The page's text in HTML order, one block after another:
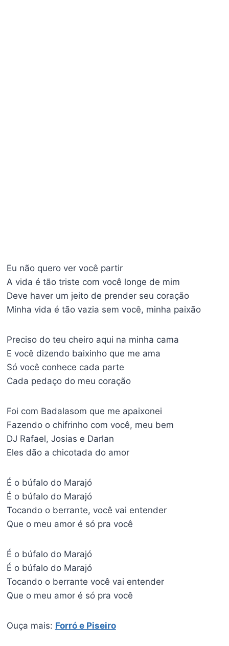
Eu não quero ver você partir
A vida é tão triste com você longe de mim
Deve haver um jeito de prender seu coração
Minha vida é tão vazia sem você, minha paixão
Preciso do teu cheiro aqui na minha cama
E você dizendo baixinho que me ama
Só você conhece cada parte
Cada pedaço do meu coração
Foi com Badalasom que me apaixonei
Fazendo o chifrinho com você, meu bem
DJ Rafael, Josias e Darlan
Eles dão a chicotada do amor
É o búfalo do Marajó
É o búfalo do Marajó
Tocando o berrante, você vai entender
Que o meu amor é só pra você
É o búfalo do Marajó
É o búfalo do Marajó
Tocando o berrante você vai entender
Que o meu amor é só pra você
Ouça mais: Forró e Piseiro